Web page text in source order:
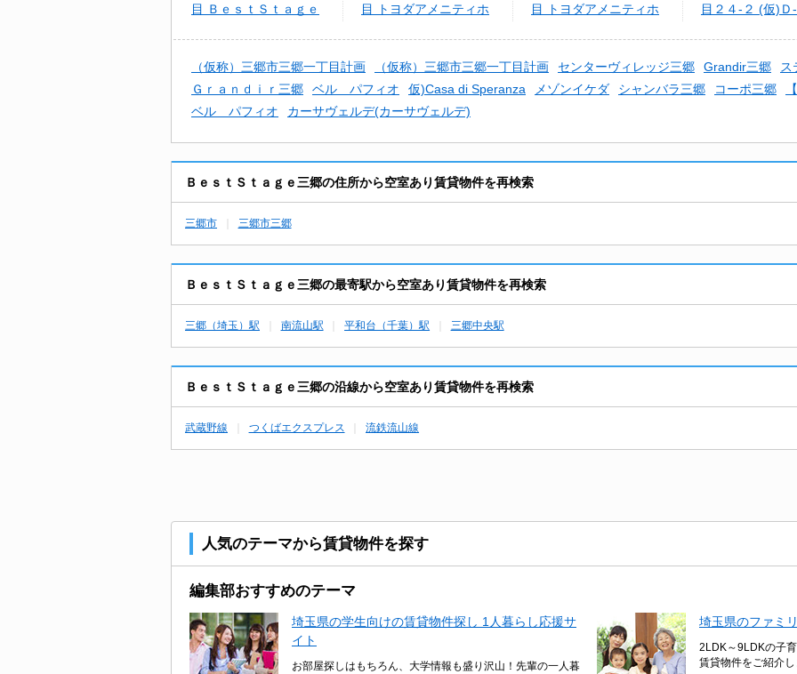
目 ＢｅｓｔＳｔａｇｅ
目 トヨダアメニティホ
目 トヨダアメニティホ
目２４-２ (仮)Ｄ
（仮称）三郷市三郷一丁目計画 （仮称）三郷市三郷一丁目計画 センターヴィレッジ三郷 Grandir三郷 ス
Ｇｒａｎｄｉｒ三郷
ベル パフィオ 仮)Casa di Speranza メゾンイケダ シャンバラ三郷 コーポ三郷
ベル パフィオ
カーサヴェルデ(カーサヴェルデ)
ＢｅｓｔＳｔａｇｅ三郷の住所から空室あり賃貸物件を再検索
三郷市 三郷市三郷
ＢｅｓｔＳｔａｇｅ三郷の最寄駅から空室あり賃貸物件を再検索
三郷（埼玉）駅 南流山駅 平和台（千葉）駅 三郷中央駅
ＢｅｓｔＳｔａｇｅ三郷の沿線から空室あり賃貸物件を再検索
武蔵野線 つくばエクスプレス 流鉄流山線
人気のテーマから賃貸物件を探す
編集部おすすめのテーマ
埼玉県の学生向けの賃貸物件探し 1人暮らし応援サ
イト
お部屋探しはもちろん、大学情報も盛り沢山！先輩の一人暮
埼玉県のファミ
2LDK～9LDKの子
賃貸物件をご紹介し